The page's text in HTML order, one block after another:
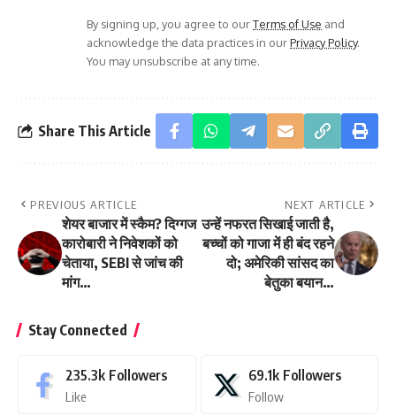
By signing up, you agree to ourTerms of Use and
acknowledge the data practices in ourPrivacy Policy.
You may unsubscribe at any time.
Share This Article
PREVIOUS ARTICLE
शेयर बाजार में स्कैम? दिग्गज
कारोबारी ने निवेशकों को
चेताया, SEBI से जांच की
मांग…
NEXT ARTICLE
उन्हें नफरत सिखाई जाती है,
बच्चों को गाजा में ही बंद रहने
दो; अमेरिकी सांसद का
बेतुका बयान…
Stay Connected
235.3k Followers
Like
69.1k Followers
Follow